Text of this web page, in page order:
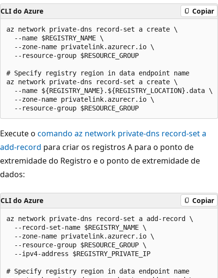
CLI do Azure Copiar
az network private-dns record-set a create \
  --name $REGISTRY_NAME \
  --zone-name privatelink.azurecr.io \
  --resource-group $RESOURCE_GROUP
# Specify registry region in data endpoint name
az network private-dns record-set a create \
  --name ${REGISTRY_NAME}.${REGISTRY_LOCATION}.data \
  --zone-name privatelink.azurecr.io \
Execute o comando az network private-dns record-set a
add-record para criar os registros A para o ponto de
extremidade do Registro e o ponto de extremidade de
dados:
CLI do Azure Copiar
az network private-dns record-set a add-record \
  --record-set-name $REGISTRY_NAME \
  --zone-name privatelink.azurecr.io \
  --resource-group $RESOURCE_GROUP \
  --ipv4-address $REGISTRY_PRIVATE_IP
# Specify registry region in data endpoint name